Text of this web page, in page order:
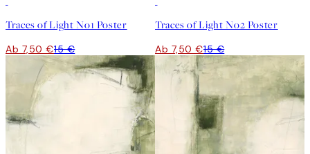
Traces of Light No1 Poster
Ab 7,50 €15 €
Traces of Light No2 Poster
Ab 7,50 €15 €